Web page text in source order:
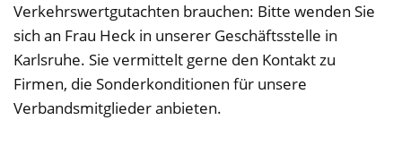
Verkehrswertgutachten brauchen: Bitte wenden Sie
sich an Frau Heck in unserer Geschäftsstelle in
Karlsruhe. Sie vermittelt gerne den Kontakt zu
Firmen, die Sonderkonditionen für unsere
Verbandsmitglieder anbieten.